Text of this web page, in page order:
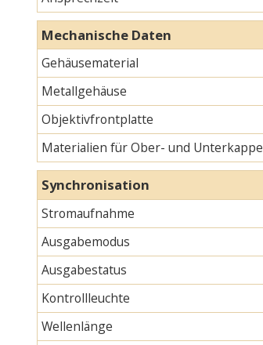
Mechanische Daten
Gehäusematerial
Metallgehäuse
Objektivfrontplatte
Materialien für Ober- und Unterkappe
Synchronisation
Stromaufnahme
Ausgabemodus
Ausgabestatus
Kontrollleuchte
Wellenlänge